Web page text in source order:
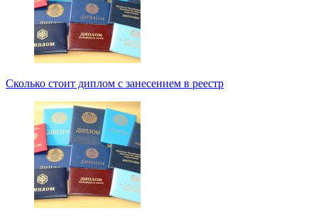
Сколько стоит диплом с занесением в реестр